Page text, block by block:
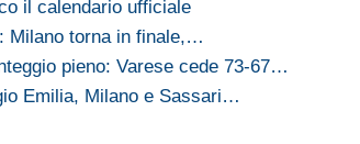
il calendario ufficiale
Milano torna in finale,…
pieno: Varese cede 73-67…
Emilia, Milano e Sassari…